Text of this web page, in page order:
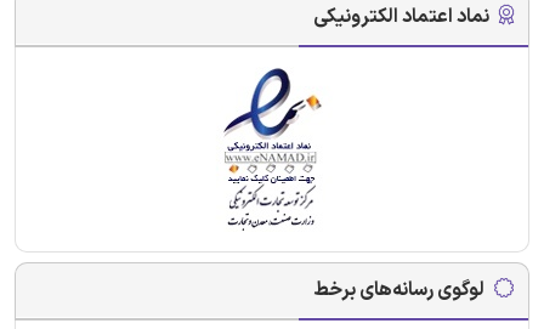
نماد اعتماد الکترونیکی
لوگوی رسانه‌های برخط